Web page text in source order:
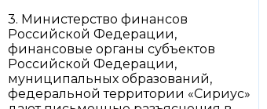
3. Министерство финансов
Российской Федерации,
финансовые органы субъектов
Российской Федерации,
муниципальных образований,
федеральной территории «Сириус»